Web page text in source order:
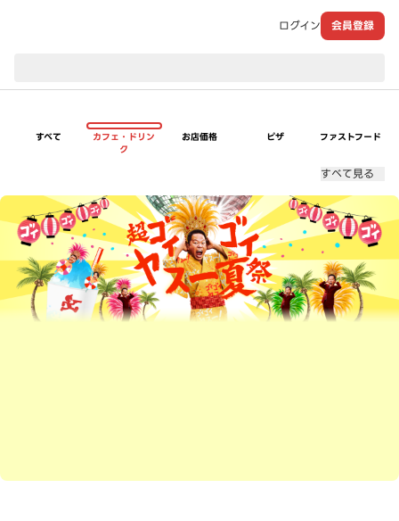
ログイン 会員登録
すべて
カフェ・ドリン
ク
お店価格 ピザ ファストフード
すべて見る
超ゴイゴイヤスー夏祭